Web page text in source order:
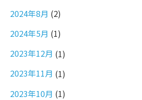
2024年8月 (2)
2024年5月 (1)
2023年12月 (1)
2023年11月 (1)
2023年10月 (1)